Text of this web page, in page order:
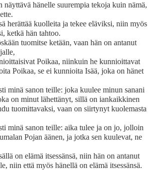
näyttävä hänelle suurempia tekoja kuin nämä,
herättää kuolleita ja tekee eläviksi, niin myös
ketkä hän tahtoo.
tuomitse ketään, vaan hän on antanut
Poikaa, niinkuin he kunnioittavat
Poikaa, se ei kunnioita Isää, joka on hänet
minä sanon teille: joka kuulee minun sanani
on minut lähettänyt, sillä on iankaikkinen
tuomittavaksi, vaan on siirtynyt kuolemasta
minä sanon teille: aika tulee ja on jo, jolloin
Pojan äänen, ja jotka sen kuulevat, ne
on elämä itsessänsä, niin hän on antanut
niin että myös hänellä on elämä itsessänsä.